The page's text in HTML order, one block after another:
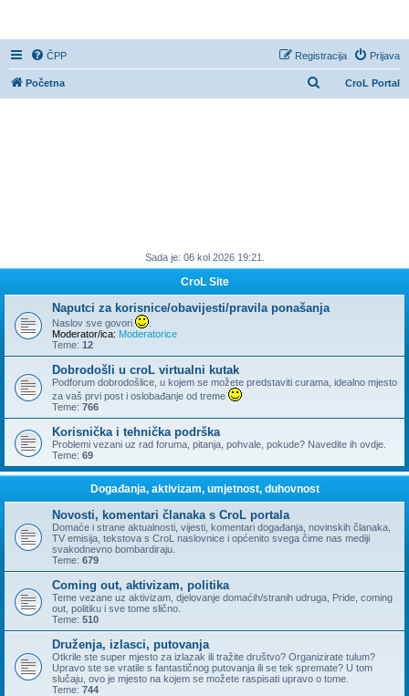
ČPP Prijava
Registracija
CroL Portal
Početna
Sada je: 06 kol 2026 19:21.
CroL Site
Naputci za korisnice/obavijesti/pravila ponašanja
Naslov sve govori
Moderator/ica: Moderatorice
Teme: 12
Dobrodošli u croL virtualni kutak
Podforum dobrodošlice, u kojem se možete predstaviti curama, idealno mjesto
za vaš prvi post i oslobađanje od treme
Teme: 766
Korisnička i tehnička podrška
Problemi vezani uz rad foruma, pitanja, pohvale, pokude? Navedite ih ovdje.
Teme: 69
Događanja, aktivizam, umjetnost, duhovnost
Novosti, komentari članaka s CroL portala
Domaće i strane aktualnosti, vijesti, komentari događanja, novinskih članaka,
TV emisija, tekstova s CroL naslovnice i općenito svega čime nas mediji
svakodnevno bombardiraju.
Teme: 679
Coming out, aktivizam, politika
Teme vezane uz aktivizam, djelovanje domaćih/stranih udruga, Pride, coming
out, politiku i sve tome slično.
Teme: 510
Druženja, izlasci, putovanja
Otkrile ste super mjesto za izlazak ili tražite društvo? Organizirate tulum?
Upravo ste se vratile s fantastičnog putovanja ili se tek spremate? U tom
slučaju, ovo je mjesto na kojem se možete raspisati upravo o tome.
Teme: 744